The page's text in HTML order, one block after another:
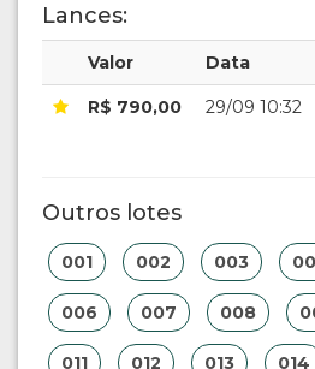
Lances:
Outros lotes
001 002 003